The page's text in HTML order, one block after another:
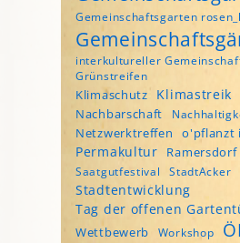
Gemeinschaftsgarten
interkultureller
Grünstreifen
Klimaschutz Klimastreik
Nachbarschaft
Netzwerktreffen o'pflanzt
Permakultur Ramersdorf
Saatgutfestival StadtAcker
Stadtentwicklung
Tag der offenen
Wettbewerb Workshop